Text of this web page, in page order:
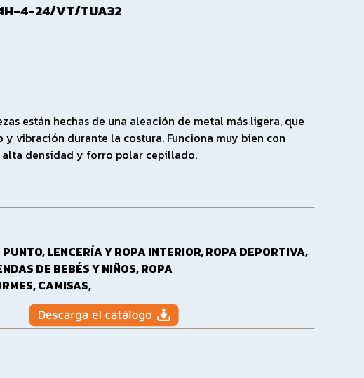
4-24/VT/TUA32
están hechas de una aleación de metal más ligera, que
y vibración durante la costura. Funciona muy bien con
alta densidad y forro polar cepillado.
PUNTO,LENCERÍA Y ROPA INTERIOR,ROPA DEPORTIVA,
DE BEBÉS Y NIÑOS,ROPA
CAMISAS,